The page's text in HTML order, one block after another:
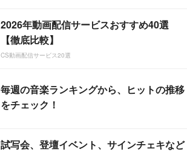
2026年動画配信サービスおすすめ40選
【徹底比較】
CS動画配信サービス20選
毎週の音楽ランキングから、ヒットの推移
をチェック！
試写会、登壇イベント、サインチェキなど